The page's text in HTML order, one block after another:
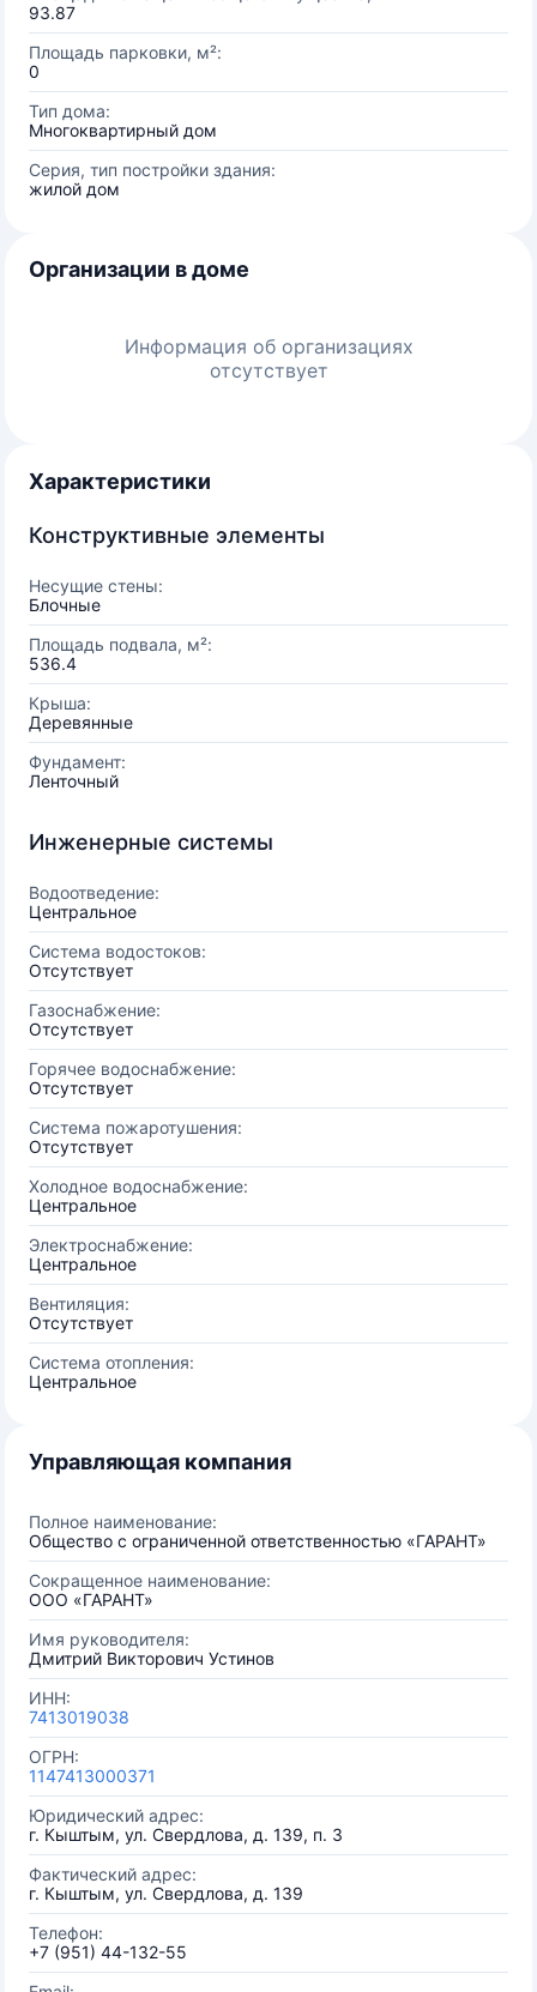
93.87
Площадь парковки, м²:
0
Тип дома:
Многоквартирный дом
Серия, тип постройки здания:
жилой дом
Организации в доме
Информация об организациях
отсутствует
Характеристики
Конструктивные элементы
Несущие стены:
Блочные
Площадь подвала, м²:
536.4
Крыша:
Деревянные
Фундамент:
Ленточный
Инженерные системы
Водоотведение:
Центральное
Система водостоков:
Отсутствует
Газоснабжение:
Отсутствует
Горячее водоснабжение:
Отсутствует
Система пожаротушения:
Отсутствует
Холодное водоснабжение:
Центральное
Электроснабжение:
Центральное
Вентиляция:
Отсутствует
Система отопления:
Центральное
Управляющая компания
Полное наименование:
Общество с ограниченной ответственностью «ГАРАНТ»
Сокращенное наименование:
ООО «ГАРАНТ»
Имя руководителя:
Дмитрий Викторович Устинов
ИНН:
7413019038
ОГРН:
1147413000371
Юридический адрес:
г. Кыштым, ул. Свердлова, д. 139, п. 3
Фактический адрес:
г. Кыштым, ул. Свердлова, д. 139
Телефон:
+7 (951) 44-132-55